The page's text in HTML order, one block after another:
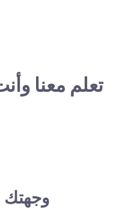
تعلم معنا
وجهتك